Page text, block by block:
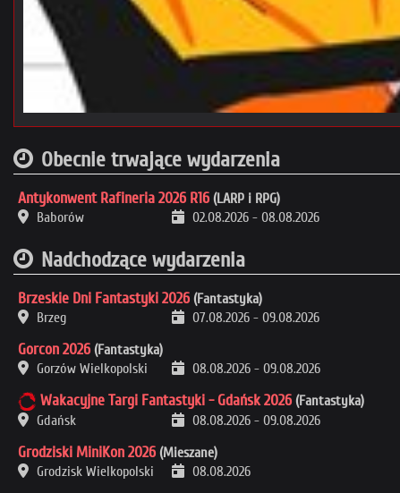
Obecnie trwające wydarzenia
Antykonwent Rafineria 2026 R16 (LARP i RPG)
Baborów
02.08.2026 - 08.08.2026
Nadchodzące wydarzenia
Brzeskie Dni Fantastyki 2026 (Fantastyka)
Brzeg
07.08.2026 - 09.08.2026
Gorcon 2026 (Fantastyka)
Gorzów Wielkopolski
08.08.2026 - 09.08.2026
Wakacyjne Targi Fantastyki - Gdańsk 2026 (Fantastyka)
Gdańsk
08.08.2026 - 09.08.2026
Grodziski MiniKon 2026 (Mieszane)
Grodzisk Wielkopolski
08.08.2026